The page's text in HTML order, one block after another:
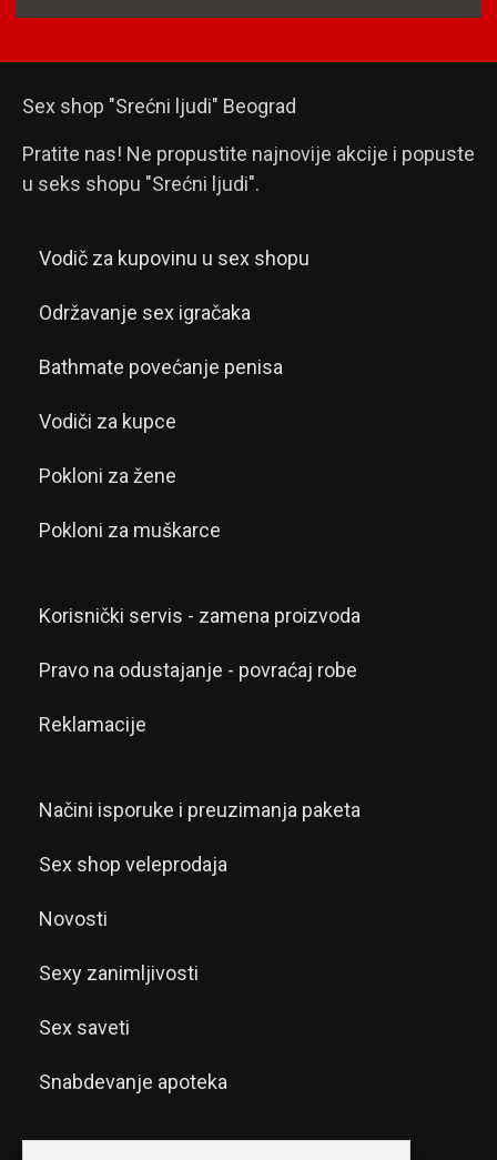
Sex shop "Srećni ljudi" Beograd
Pratite nas! Ne propustite najnovije akcije i popuste
u seks shopu "Srećni ljudi".
Vodič za kupovinu u sex shopu
Održavanje sex igračaka
Bathmate povećanje penisa
Vodiči za kupce
Pokloni za žene
Pokloni za muškarce
Korisnički servis - zamena proizvoda
Pravo na odustajanje - povraćaj robe
Reklamacije
Načini isporuke i preuzimanja paketa
Sex shop veleprodaja
Novosti
Sexy zanimljivosti
Sex saveti
Snabdevanje apoteka